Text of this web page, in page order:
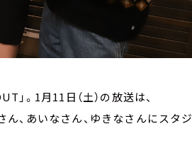
。1月11日（土）の放送は、
ん、あいなさん、ゆきなさんにスタジ